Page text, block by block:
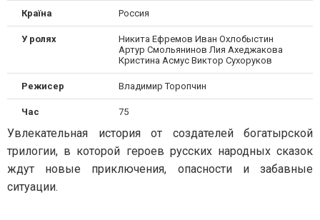
Країна Россия
У ролях
Никита Ефремов Иван Охлобыстин
Артур Смольянинов Лия Ахеджакова
Кристина Асмус Виктор Сухоруков
Режисер Владимир Торопчин
Час 75
Увлекательная история от создателей богатырской
трилогии, в которой героев русских народных сказок
ждут новые приключения, опасности и забавные
ситуации.